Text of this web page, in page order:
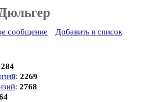
сообщение
Добавить в список
284
: 2269
: 2768